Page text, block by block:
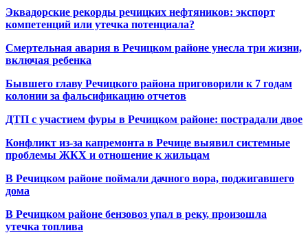
Эквадорские рекорды речицких нефтяников: экспорт
компетенций или утечка потенциала?
Смертельная авария в Речицком районе унесла три жизни,
включая ребенка
Бывшего главу Речицкого района приговорили к 7 годам
колонии за фальсификацию отчетов
ДТП с участием фуры в Речицком районе: пострадали двое
Конфликт из-за капремонта в Речице выявил системные
проблемы ЖКХ и отношение к жильцам
В Речицком районе поймали дачного вора, поджигавшего
дома
В Речицком районе бензовоз упал в реку, произошла
утечка топлива